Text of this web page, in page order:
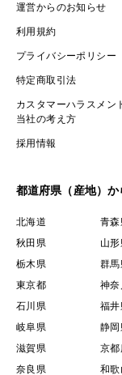
運営からのお知らせ
利用規約
プライバシーポリシー
特定商取引法
カスタマーハラスメン
当社の考え方
採用情報
都道府県（産地）か
北海道 青森
秋田県
山形
栃木県
群馬
東京都
神奈
石川県
福井
岐阜県
静岡
滋賀県
京都
奈良県
和歌